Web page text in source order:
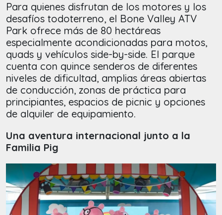
Para quienes disfrutan de los motores y los
desafíos todoterreno, el Bone Valley ATV
Park ofrece más de 80 hectáreas
especialmente acondicionadas para motos,
quads y vehículos side-by-side. El parque
cuenta con quince senderos de diferentes
niveles de dificultad, amplias áreas abiertas
de conducción, zonas de práctica para
principiantes, espacios de picnic y opciones
de alquiler de equipamiento.
Una aventura internacional junto a la
Familia Pig